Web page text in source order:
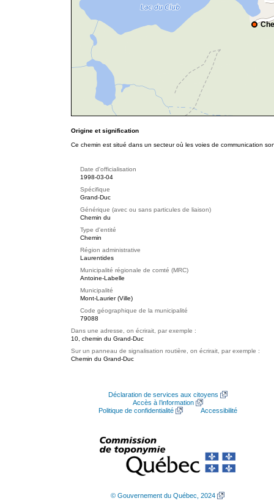
Origine et signification
Ce chemin est situé dans un secteur où les voies de communication
Date d'officialisation
1998-03-04
Spécifique
Grand-Duc
Générique (avec ou sans particules de liaison)
Chemin du
Type d'entité
Chemin
Région administrative
Laurentides
Municipalité régionale de comté (MRC)
Antoine-Labelle
Municipalité
Mont-Laurier (Ville)
Code géographique de la municipalité
79088
Dans une adresse, on écrirait, par exemple :
10, chemin du Grand-Duc
Sur un panneau de signalisation routière, on écrirait, par exemple :
Chemin du Grand-Duc
Déclaration de services aux citoyens
Accès à l’information
Politique de confidentialité
Accessibilité
© Gouvernement du Québec, 2024